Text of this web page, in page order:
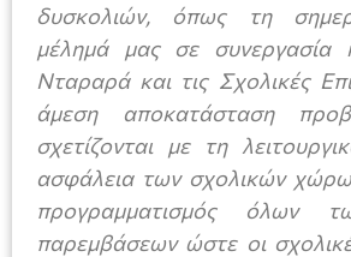
δυσκολιών, όπως τη
μέλημά μας σε συνεργασία
Νταραρά και τις Σχολικές
άμεση αποκατάσταση
σχετίζονται με τη
ασφάλεια των σχολικών
προγραμματισμός όλων
παρεμβάσεων ώστε οι